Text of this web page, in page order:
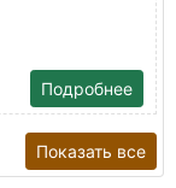
Подробнее
Показать все